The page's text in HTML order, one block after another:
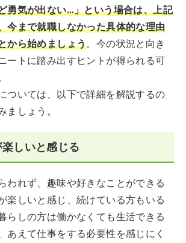
勇気が出ない…」という場合は、上記
今まで就職しなかった具体的な理由
から始めましょう。今の状況と向き
ートに踏み出すヒントが得られる可
ついては、以下で詳細を解説するの
ましょう。
しいと感じる
われず、趣味や好きなことができる
楽しいと感じ、続けている方もいる
らしの方は働かなくても生活できる
あえて仕事をする必要性を感じにく